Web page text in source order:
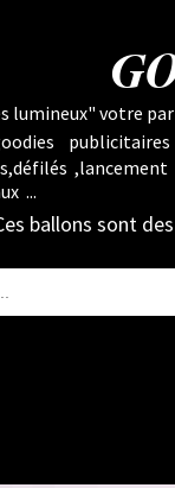
lumineux" votre
...
ballons sont